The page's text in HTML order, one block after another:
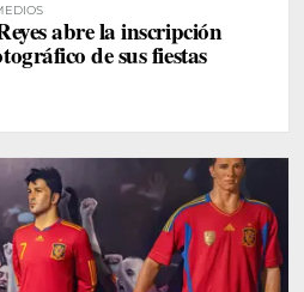
abre la inscripción
de sus fiestas